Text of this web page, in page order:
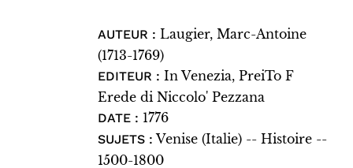
AUTEUR : Laugier, Marc-Antoine
(1713-1769)
EDITEUR : In Venezia, PreiTo F
Erede di Niccolo' Pezzana
DATE : 1776
SUJETS : Venise (Italie) -- Histoire --
1500-1800